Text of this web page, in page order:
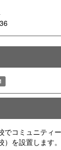
でコミュニティ
を設置します。